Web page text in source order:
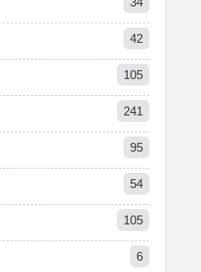
42
105
241
95
54
105
6